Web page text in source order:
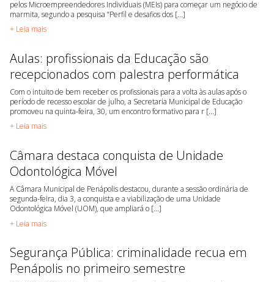
pelos Microempreendedores Individuais (MEIs) para começar um negócio de
marmita, segundo a pesquisa “Perfil e desafios dos [...]
+ Leia mais
Aulas: profissionais da Educação são
recepcionados com palestra performática
Com o intuito de bem receber os profissionais para a volta às aulas após o
período de recesso escolar de julho, a Secretaria Municipal de Educação
promoveu na quinta-feira, 30, um encontro formativo para r [...]
+ Leia mais
Câmara destaca conquista de Unidade
Odontológica Móvel
A Câmara Municipal de Penápolis destacou, durante a sessão ordinária de
segunda-feira, dia 3, a conquista e a viabilização de uma Unidade
Odontológica Móvel (UOM), que ampliará o [...]
+ Leia mais
Segurança Pública: criminalidade recua em
Penápolis no primeiro semestre